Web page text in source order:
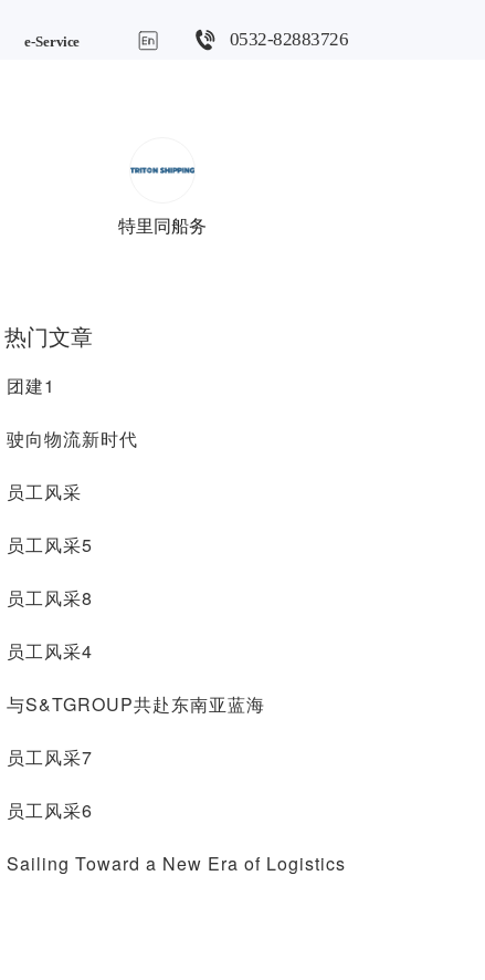
e-Service 0532-82883726
特里同船务
热门文章
团建1
驶向物流新时代
员工风采
员工风采5
员工风采8
员工风采4
与S&TGROUP共赴东南亚蓝海
员工风采7
员工风采6
Sailing Toward a New Era of Logistics